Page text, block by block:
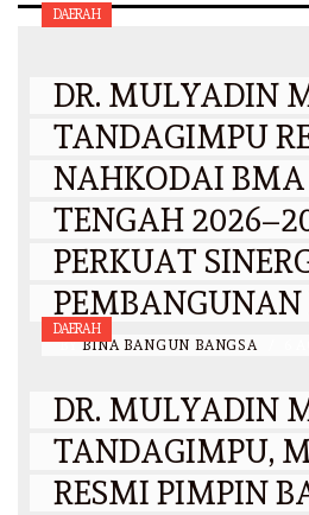
DAERAH
DR. MULYADIN
TANDAGIMPU
NAHKODAI BMA
TENGAH
PERKUAT
BY BINA BANGUN BANGSA
DAERAH
DR. MULYADIN
TANDAGIMPU,
RESMI PIMPIN